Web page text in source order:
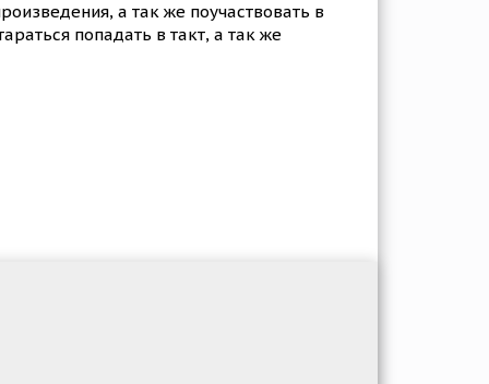
а так же поучаствовать в
попадать в такт, а так же